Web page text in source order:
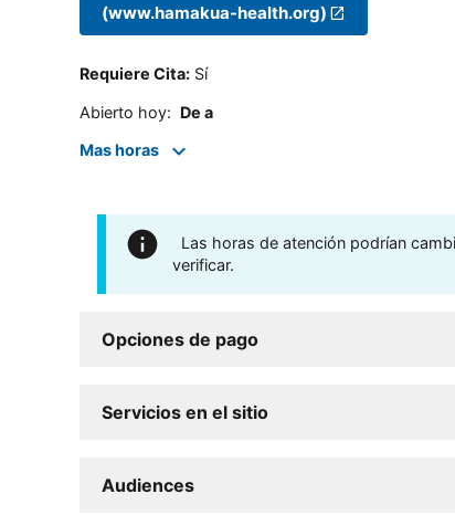
(www.hamakua-health.org)
Requiere Cita: Sí
Abierto hoy: De a
Mas horas
Las horas de atención podrían
verificar.
Opciones de pago
Servicios en el sitio
Audiences